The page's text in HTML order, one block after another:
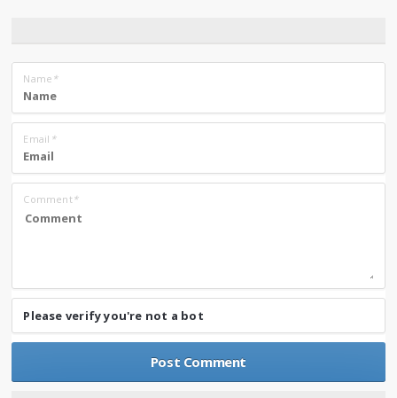
Name *
Email *
Comment*
Please verify you're not a bot